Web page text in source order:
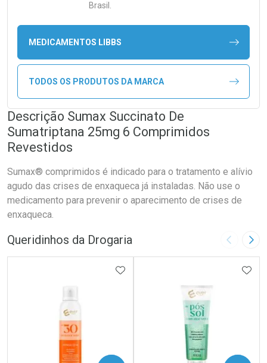
Brasil.
MEDICAMENTOS LIBBS
TODOS OS PRODUTOS DA MARCA
Descrição Sumax Succinato De
Sumatriptana 25mg 6 Comprimidos
Revestidos
Sumax® comprimidos é indicado para o tratamento e alívio
agudo das crises de enxaqueca já instaladas. Não use o
medicamento para prevenir o aparecimento de crises de
enxaqueca.
Queridinhos da Drogaria Imagem
ADICIONAR AOS FAVORITOS